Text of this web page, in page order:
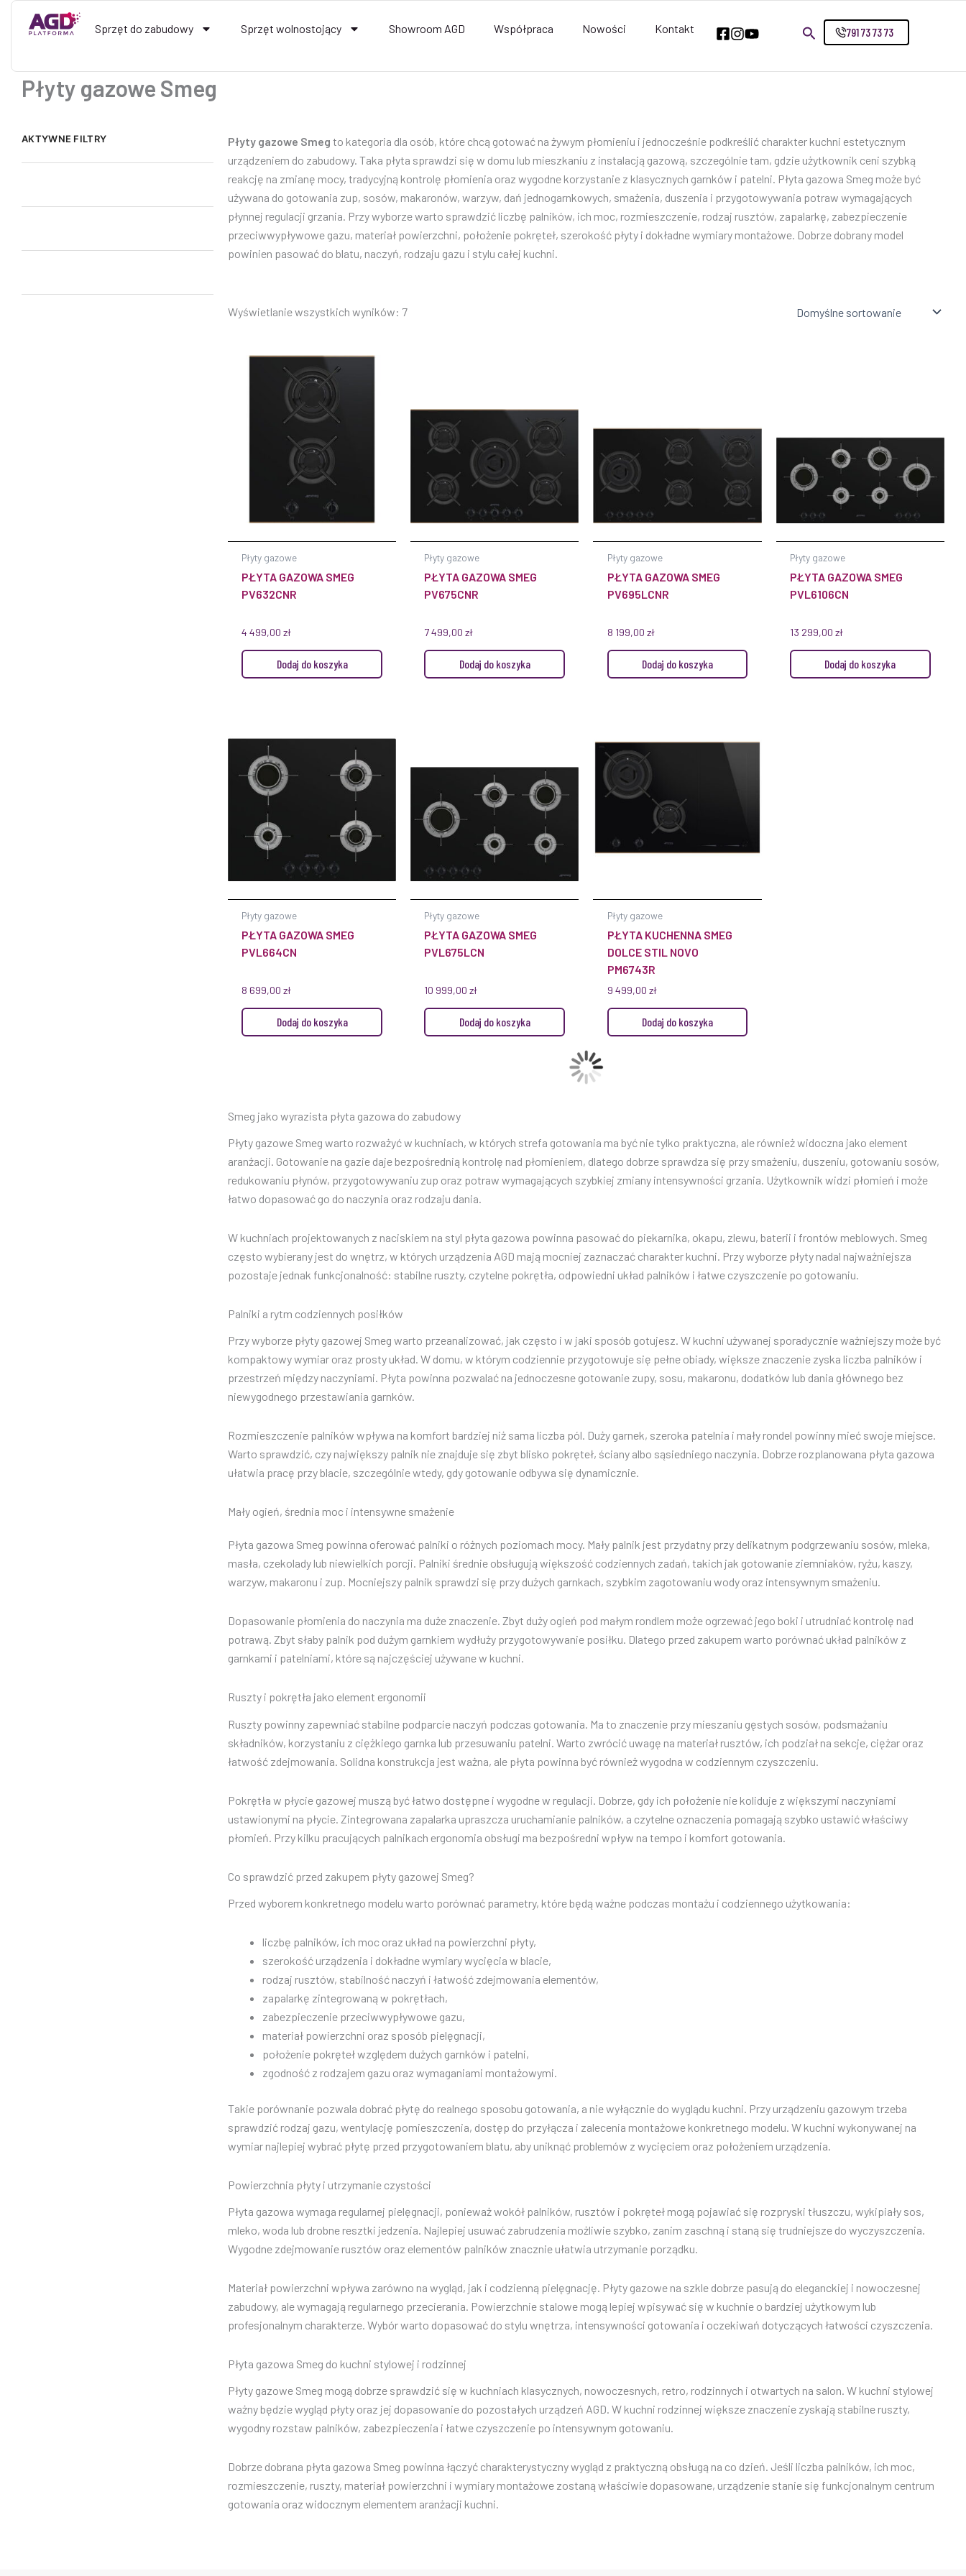
Przejdź
791 73 73 73
Sprzęt do zabudowy Sprzęt wolnostojący Showroom AGD Współpraca Nowości Kontakt
Płyty gazowe Smeg
AKTYWNE FILTRY Płyty gazowe Smeg to kategoria dla osób, które chcą gotować na żywym płomieniu i jednocześnie podkreślić charakter kuchni estetycznym
urządzeniem do zabudowy. Taka płyta sprawdzi się w domu lub mieszkaniu z instalacją gazową, szczególnie tam, gdzie użytkownik ceni szybką
reakcję na zmianę mocy, tradycyjną kontrolę płomienia oraz wygodne korzystanie z klasycznych garnków i patelni. Płyta gazowa Smeg może być
używana do gotowania zup, sosów, makaronów, warzyw, dań jednogarnkowych, smażenia, duszenia i przygotowywania potraw wymagających
płynnej regulacji grzania. Przy wyborze warto sprawdzić liczbę palników, ich moc, rozmieszczenie, rodzaj rusztów, zapalarkę, zabezpieczenie
przeciwwypływowe gazu, materiał powierzchni, położenie pokręteł, szerokość płyty i dokładne wymiary montażowe. Dobrze dobrany model
powinien pasować do blatu, naczyń, rodzaju gazu i stylu całej kuchni.
Wyświetlanie wszystkich wyników: 7
Płyty gazowe
PŁYTA GAZOWA SMEG
PV632CNR
4 499,00zł
Dodaj do koszyka
Płyty gazowe
PŁYTA GAZOWA SMEG
PV675CNR
7 499,00zł
Dodaj do koszyka
Płyty gazowe
PŁYTA GAZOWA SMEG
PV695LCNR
8 199,00 zł
Dodaj do koszyka
Płyty gazowe
PŁYTA GAZOWA SMEG
PVL6106CN
13 299,00 zł
Dodaj do koszyka
Płyty gazowe
PŁYTA GAZOWA SMEG
PVL664CN
8 699,00zł
Dodaj do koszyka
Płyty gazowe
PŁYTA GAZOWA SMEG
PVL675LCN
10 999,00zł
Dodaj do koszyka
Płyty gazowe
PŁYTA KUCHENNA SMEG
DOLCE STIL NOVO
PM6743R
9 499,00 zł
Dodaj do koszyka
Smeg jako wyrazista płyta gazowa do zabudowy
Płyty gazowe Smeg warto rozważyć w kuchniach, w których strefa gotowania ma być nie tylko praktyczna, ale również widoczna jako element
aranżacji. Gotowanie na gazie daje bezpośrednią kontrolę nad płomieniem, dlatego dobrze sprawdza się przy smażeniu, duszeniu, gotowaniu sosów,
redukowaniu płynów, przygotowywaniu zup oraz potraw wymagających szybkiej zmiany intensywności grzania. Użytkownik widzi płomień i może
łatwo dopasować go do naczynia oraz rodzaju dania.
W kuchniach projektowanych z naciskiem na styl płyta gazowa powinna pasować do piekarnika, okapu, zlewu, baterii i frontów meblowych. Smeg
często wybierany jest do wnętrz, w których urządzenia AGD mają mocniej zaznaczać charakter kuchni. Przy wyborze płyty nadal najważniejsza
pozostaje jednak funkcjonalność: stabilne ruszty, czytelne pokrętła, odpowiedni układ palników i łatwe czyszczenie po gotowaniu.
Palniki a rytm codziennych posiłków
Przy wyborze płyty gazowej Smeg warto przeanalizować, jak często i w jaki sposób gotujesz. W kuchni używanej sporadycznie ważniejszy może być
kompaktowy wymiar oraz prosty układ. W domu, w którym codziennie przygotowuje się pełne obiady, większe znaczenie zyska liczba palników i
przestrzeń między naczyniami. Płyta powinna pozwalać na jednoczesne gotowanie zupy, sosu, makaronu, dodatków lub dania głównego bez
niewygodnego przestawiania garnków.
Rozmieszczenie palników wpływa na komfort bardziej niż sama liczba pól. Duży garnek, szeroka patelnia i mały rondel powinny mieć swoje miejsce.
Warto sprawdzić, czy największy palnik nie znajduje się zbyt blisko pokręteł, ściany albo sąsiedniego naczynia. Dobrze rozplanowana płyta gazowa
ułatwia pracę przy blacie, szczególnie wtedy, gdy gotowanie odbywa się dynamicznie.
Mały ogień, średnia moc i intensywne smażenie
Płyta gazowa Smeg powinna oferować palniki o różnych poziomach mocy. Mały palnik jest przydatny przy delikatnym podgrzewaniu sosów, mleka,
masła, czekolady lub niewielkich porcji. Palniki średnie obsługują większość codziennych zadań, takich jak gotowanie ziemniaków, ryżu, kaszy,
warzyw, makaronu i zup. Mocniejszy palnik sprawdzi się przy dużych garnkach, szybkim zagotowaniu wody oraz intensywnym smażeniu.
Dopasowanie płomienia do naczynia ma duże znaczenie. Zbyt duży ogień pod małym rondlem może ogrzewać jego boki i utrudniać kontrolę nad
potrawą. Zbyt słaby palnik pod dużym garnkiem wydłuży przygotowywanie posiłku. Dlatego przed zakupem warto porównać układ palników z
garnkami i patelniami, które są najczęściej używane w kuchni.
Ruszty i pokrętła jako element ergonomii
Ruszty powinny zapewniać stabilne podparcie naczyń podczas gotowania. Ma to znaczenie przy mieszaniu gęstych sosów, podsmażaniu
składników, korzystaniu z ciężkiego garnka lub przesuwaniu patelni. Warto zwrócić uwagę na materiał rusztów, ich podział na sekcje, ciężar oraz
łatwość zdejmowania. Solidna konstrukcja jest ważna, ale płyta powinna być również wygodna w codziennym czyszczeniu.
Pokrętła w płycie gazowej muszą być łatwo dostępne i wygodne w regulacji. Dobrze, gdy ich położenie nie koliduje z większymi naczyniami
ustawionymi na płycie. Zintegrowana zapalarka upraszcza uruchamianie palników, a czytelne oznaczenia pomagają szybko ustawić właściwy
płomień. Przy kilku pracujących palnikach ergonomia obsługi ma bezpośredni wpływ na tempo i komfort gotowania.
Co sprawdzić przed zakupem płyty gazowej Smeg?
Przed wyborem konkretnego modelu warto porównać parametry, które będą ważne podczas montażu i codziennego użytkowania:
liczbę palników, ich moc oraz układ na powierzchni płyty,
szerokość urządzenia i dokładne wymiary wycięcia w blacie,
rodzaj rusztów, stabilność naczyń i łatwość zdejmowania elementów,
zapalarkę zintegrowaną w pokrętłach,
zabezpieczenie przeciwwypływowe gazu,
materiał powierzchni oraz sposób pielęgnacji,
położenie pokręteł względem dużych garnków i patelni,
zgodność z rodzajem gazu oraz wymaganiami montażowymi.
Takie porównanie pozwala dobrać płytę do realnego sposobu gotowania, a nie wyłącznie do wyglądu kuchni. Przy urządzeniu gazowym trzeba
sprawdzić rodzaj gazu, wentylację pomieszczenia, dostęp do przyłącza i zalecenia montażowe konkretnego modelu. W kuchni wykonywanej na
wymiar najlepiej wybrać płytę przed przygotowaniem blatu, aby uniknąć problemów z wycięciem oraz położeniem urządzenia.
Powierzchnia płyty i utrzymanie czystości
Płyta gazowa wymaga regularnej pielęgnacji, ponieważ wokół palników, rusztów i pokręteł mogą pojawiać się rozpryski tłuszczu, wykipiały sos,
mleko, woda lub drobne resztki jedzenia. Najlepiej usuwać zabrudzenia możliwie szybko, zanim zaschną i staną się trudniejsze do wyczyszczenia.
Wygodne zdejmowanie rusztów oraz elementów palników znacznie ułatwia utrzymanie porządku.
Materiał powierzchni wpływa zarówno na wygląd, jak i codzienną pielęgnację. Płyty gazowe na szkle dobrze pasują do eleganckiej i nowoczesnej
zabudowy, ale wymagają regularnego przecierania. Powierzchnie stalowe mogą lepiej wpisywać się w kuchnie o bardziej użytkowym lub
profesjonalnym charakterze. Wybór warto dopasować do stylu wnętrza, intensywności gotowania i oczekiwań dotyczących łatwości czyszczenia.
Płyta gazowa Smeg do kuchni stylowej i rodzinnej
Płyty gazowe Smeg mogą dobrze sprawdzić się w kuchniach klasycznych, nowoczesnych, retro, rodzinnych i otwartych na salon. W kuchni stylowej
ważny będzie wygląd płyty oraz jej dopasowanie do pozostałych urządzeń AGD. W kuchni rodzinnej większe znaczenie zyskają stabilne ruszty,
wygodny rozstaw palników, zabezpieczenia i łatwe czyszczenie po intensywnym gotowaniu.
Dobrze dobrana płyta gazowa Smeg powinna łączyć charakterystyczny wygląd z praktyczną obsługą na co dzień. Jeśli liczba palników, ich moc,
rozmieszczenie, ruszty, materiał powierzchni i wymiary montażowe zostaną właściwie dopasowane, urządzenie stanie się funkcjonalnym centrum
gotowania oraz widocznym elementem aranżacji kuchni.